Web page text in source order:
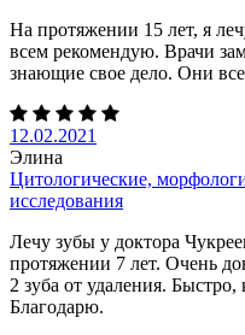
На протяжении 15 лет, я
всем рекомендую. Врачи
знающие свое дело. Они
12.02.2021
Элина
Цитологические,
исследования
Лечу зубы у доктора
протяжении 7 лет. Очень
2 зуба от удаления.
Благодарю.